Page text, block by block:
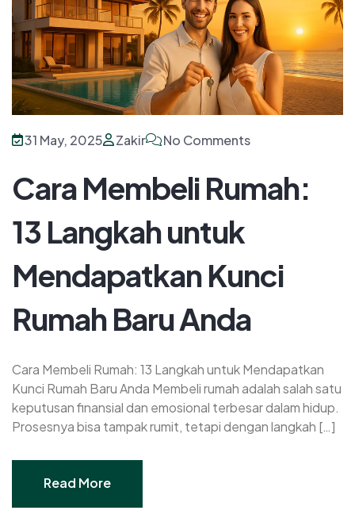
31 May, 2025 Zakir No Comments
Cara Membeli Rumah:
13 Langkah untuk
Mendapatkan Kunci
Rumah Baru Anda
Cara Membeli Rumah: 13 Langkah untuk Mendapatkan
Kunci Rumah Baru Anda Membeli rumah adalah salah satu
keputusan finansial dan emosional terbesar dalam hidup.
Prosesnya bisa tampak rumit, tetapi dengan langkah […]
Read More